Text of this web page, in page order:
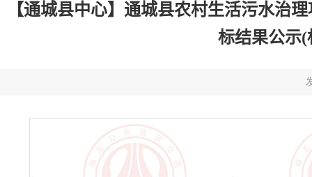
【通城县中心】通城县农村生活污水治
标结果公示(